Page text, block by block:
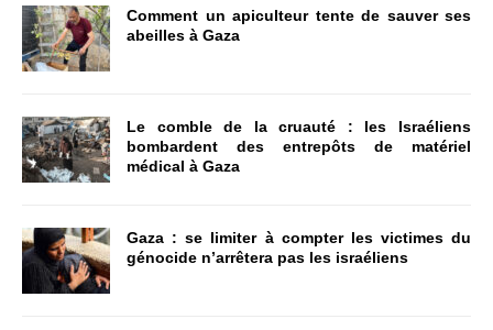
Comment un apiculteur tente de sauver ses
abeilles à Gaza
Le comble de la cruauté : les Israéliens
bombardent des entrepôts de matériel
médical à Gaza
Gaza : se limiter à compter les victimes du
génocide n’arrêtera pas les israéliens